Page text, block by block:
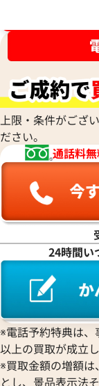
上限・条件がござ
ださい。
通話料無
24時間い
※電話予約特典は
以上の買取が成立
※買取金額の増額
とし、景品表示法